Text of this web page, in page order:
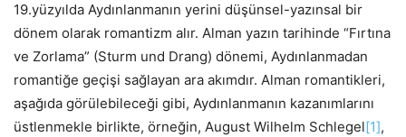
19.yüzyılda Aydınlanmanın yerini düşünsel-yazınsal bir
dönem olarak romantizm alır. Alman yazın tarihinde “Fırtına
ve Zorlama” (Sturm und Drang) dönemi, Aydınlanmadan
romantiğe geçişi sağlayan ara akımdır. Alman romantikleri,
aşağıda görülebileceği gibi, Aydınlanmanın kazanımlarını
üstlenmekle birlikte, örneğin, August Wilhelm Schlegel[1],